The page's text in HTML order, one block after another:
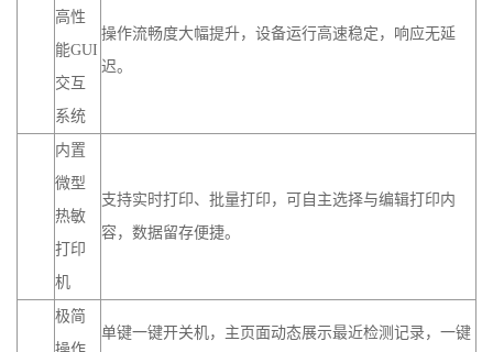
高性
能GUI
交互
系统
操作流畅度大幅提升，设备运行高速稳定，响应无延
迟。
内置
微型
热敏
打印
机
支持实时打印、批量打印，可自主选择与编辑打印内
容，数据留存便捷。
极简
单键一键开关机，主页面动态展示最近检测记录，一键